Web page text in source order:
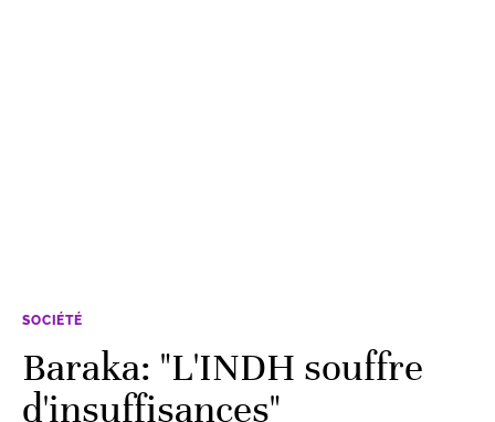
SOCIÉTÉ
Baraka: "L'INDH souffre
d'insuffisances"